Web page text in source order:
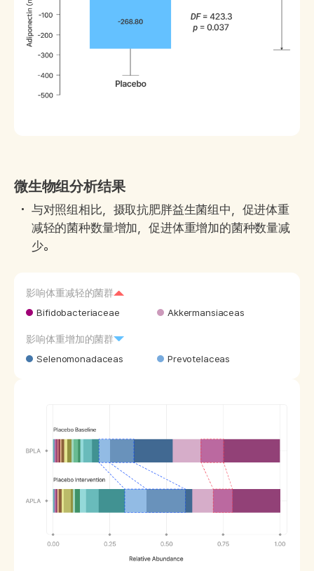
微生物组分析结果
与对照组相比，摄取抗肥胖益生菌组中，促进体重
减轻的菌种数量增加，促进体重增加的菌种数量减
少。
影响体重减轻的菌群
Bifidobacteriaceae
Akkermansiaceas
影响体重增加的菌群
Selenomonadaceas
Prevotelaceas